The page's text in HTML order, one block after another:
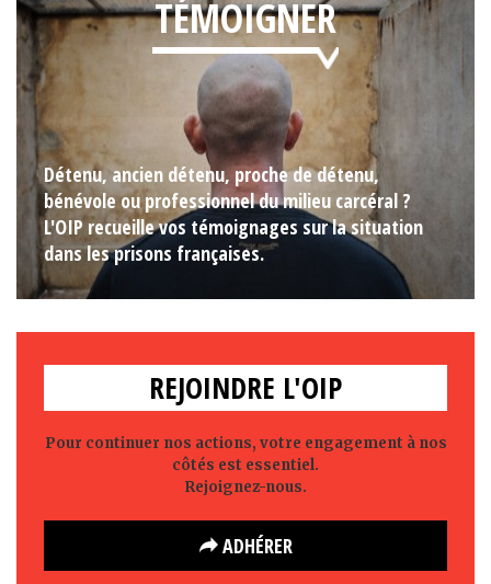
TÉMOIGNER
Détenu, ancien détenu, proche de détenu,
bénévole ou professionnel du milieu carcéral ?
L'OIP recueille vos témoignages sur la situation
dans les prisons françaises.
REJOINDRE L'OIP
Pour continuer nos actions, votre engagement à nos
côtés est essentiel.
Rejoignez-nous.
ADHÉRER